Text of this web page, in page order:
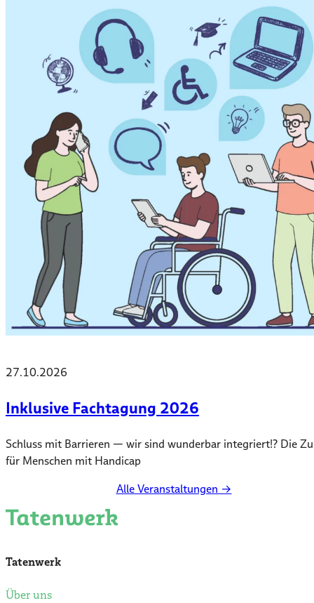
27.10.2026
Inklusive Fachtagung 2026
Schluss mit Barrieren — wir sind wunderbar integriert!? Die
für Menschen mit Handicap
Alle Veranstaltungen →
Tatenwerk
Über uns